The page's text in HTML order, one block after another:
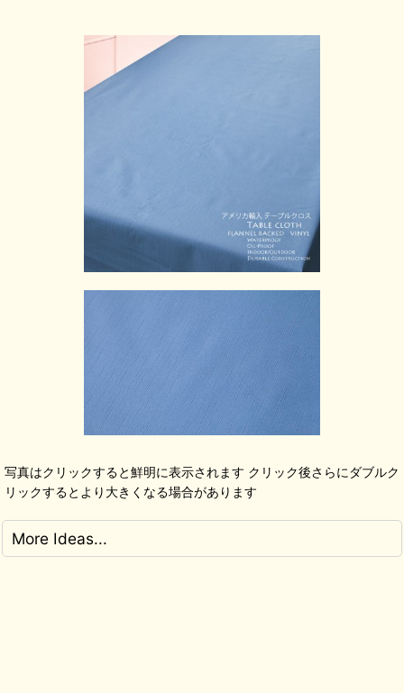
写真はクリックすると鮮明に表示されます クリック後さらにダブルク
リックするとより大きくなる場合があります
More Ideas...